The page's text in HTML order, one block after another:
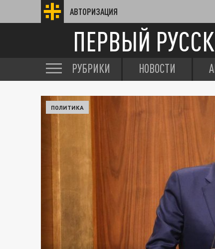
АВТОРИЗАЦИЯ
ПЕРВЫЙ
РУБРИКИ НОВОСТИ
ПОЛИТИКА